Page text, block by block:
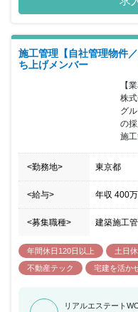
勤も半年に1~2回程度とプ
る案件となります。
施工管理【自社管理物件
ち上げメンバー
【
株
グ
の採
施工
<勤務地> 東京都
<給与> 年収 400
<募集職種> 建築施工
年間休日120日以上 土日
不動産テック
宅建を活か
リアルエステート